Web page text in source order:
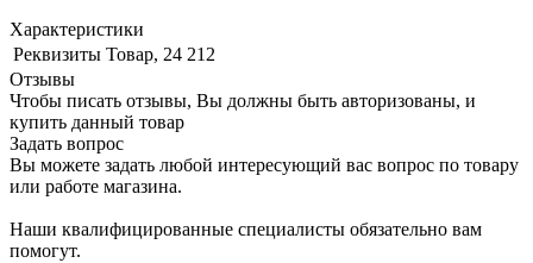
Характеристики
Реквизиты Товар, 24 212
Отзывы
Чтобы писать отзывы, Вы должны быть авторизованы, и
купить данный товар
Задать вопрос
Вы можете задать любой интересующий вас вопрос по товару
или работе магазина.
Наши квалифицированные специалисты обязательно вам
помогут.